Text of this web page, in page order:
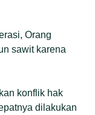
Orang
sawit karena
konflik hak
dilakukan